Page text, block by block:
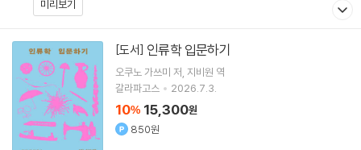
미리보기
[도서] 인류학 입문하기
오쿠노 가쓰미 저 지비원 역
갈라파고스
2026.7.3.
10% 15,300원
850원